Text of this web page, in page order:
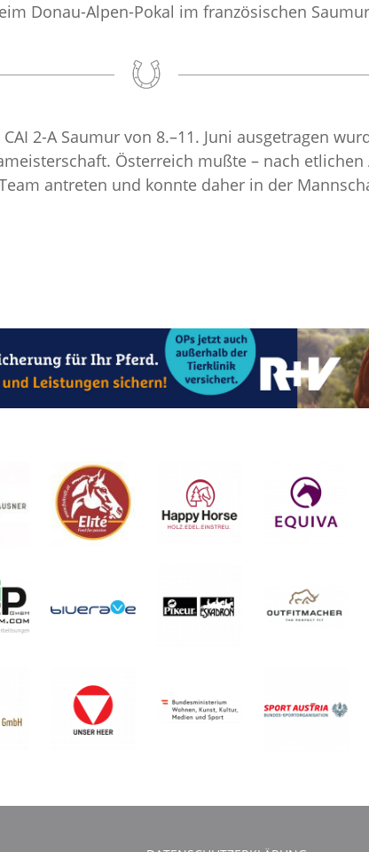
Donau-Alpen-Pokal im französischen
2-A Saumur von 8.–11. Juni ausgetragen
Österreich mußte – nach
antreten und konnte daher in der